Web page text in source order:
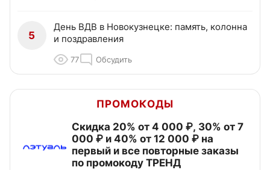
5
День ВДВ в Новокузнецке: память, колонна
и поздравления
77 Обсудить
ПРОМОКОДЫ
Скидка 20% от 4 000 ₽, 30% от 7
000 ₽ и 40% от 12 000 ₽ на
первый и все повторные заказы
по промокоду ТРЕНД